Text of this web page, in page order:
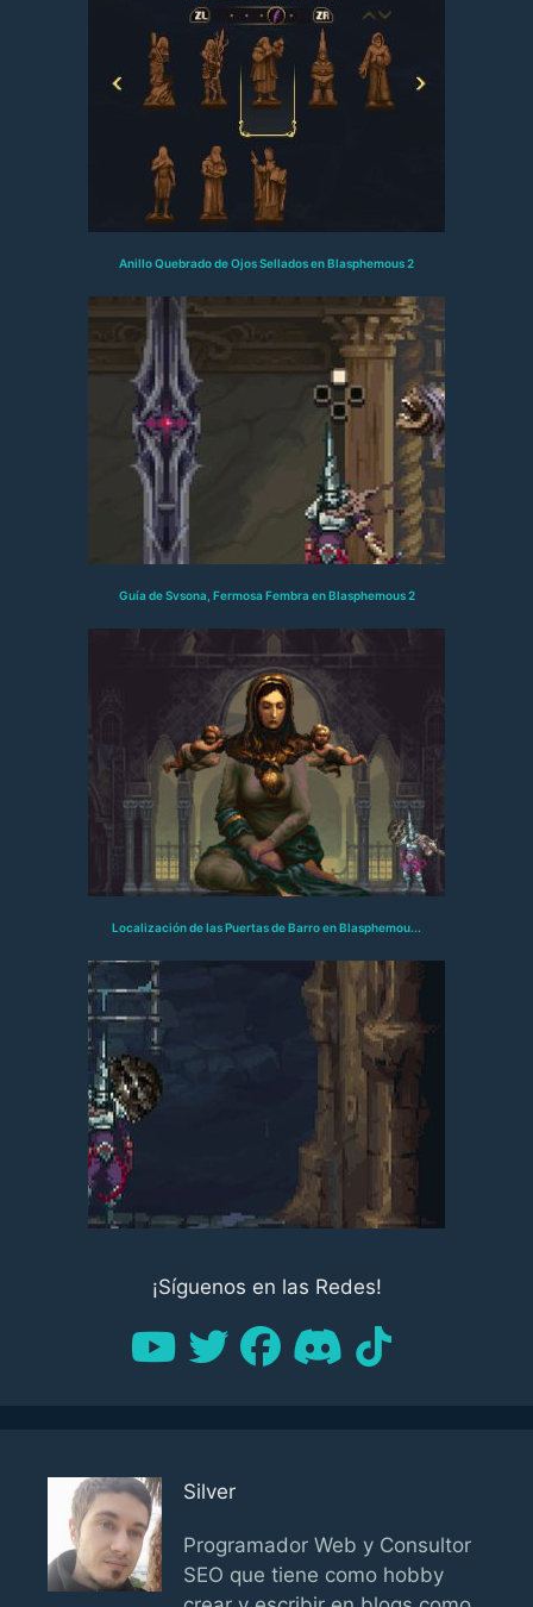
Anillo Quebrado de Ojos Sellados en Blasphemous 2
Guía de Svsona, Fermosa Fembra en Blasphemous 2
Localización de las Puertas de Barro en Blasphemou...
¡Síguenos en las Redes!
Silver
Programador Web y Consultor
SEO que tiene como hobby